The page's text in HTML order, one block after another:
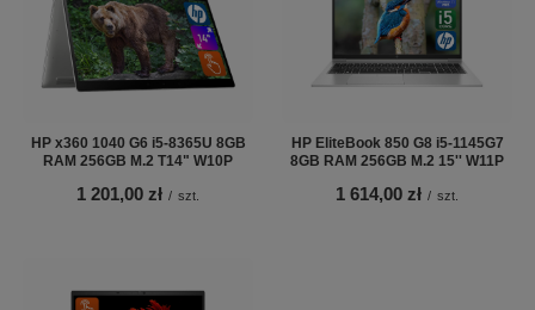
HP x360 1040 G6 i5-8365U 8GB
RAM 256GB M.2 T14" W10P
1 201,00 zł / szt.
HP EliteBook 850 G8 i5-1145G7
8GB RAM 256GB M.2 15'' W11P
1 614,00 zł / szt.